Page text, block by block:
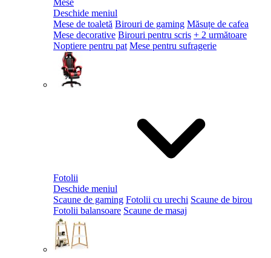
Mese
Deschide meniul
Mese de toaletă Birouri de gaming Măsuțe de cafea
Mese decorative Birouri pentru scris + 2 următoare
Noptiere pentru pat Mese pentru sufragerie
Fotolii
Deschide meniul
Scaune de gaming Fotolii cu urechi Scaune de birou
Fotolii balansoare Scaune de masaj